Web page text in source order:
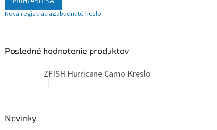
Nová registráciaZabudnuté heslo
Posledné hodnotenie produktov
ZFISH Hurricane Camo Kreslo
Hodnotenie produktu je 5 z 5 hviezdičiek.
|
Novinky